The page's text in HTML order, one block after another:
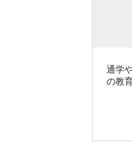
通学
の教